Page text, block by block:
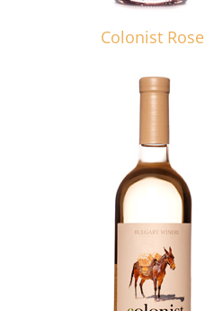
Colonist Rose